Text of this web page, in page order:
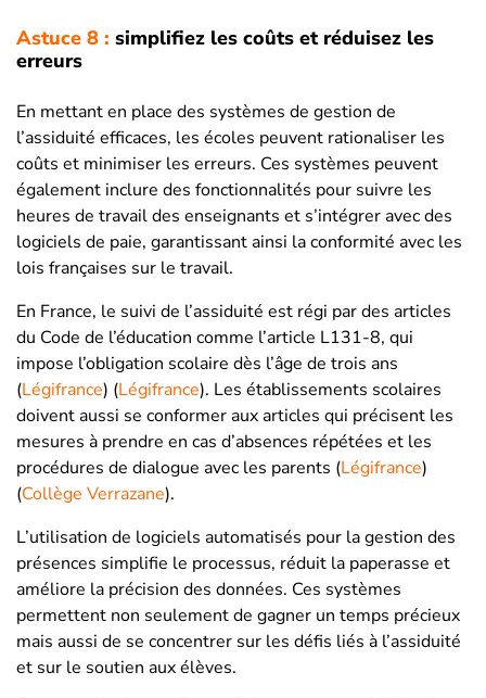
Astuce 8 : simplifiez les coûts et réduisez les
erreurs
En mettant en place des systèmes de gestion de
l’assiduité efficaces, les écoles peuvent rationaliser les
coûts et minimiser les erreurs. Ces systèmes peuvent
également inclure des fonctionnalités pour suivre les
heures de travail des enseignants et s’intégrer avec des
logiciels de paie, garantissant ainsi la conformité avec les
lois françaises sur le travail.
En France, le suivi de l’assiduité est régi par des articles
du Code de l’éducation comme l’article L131-8, qui
impose l’obligation scolaire dès l’âge de trois ans​
(Légifrance) (Légifrance)​. Les établissements scolaires
doivent aussi se conformer aux articles qui précisent les
mesures à prendre en cas d’absences répétées et les
procédures de dialogue avec les parents​ (Légifrance)
(Collège Verrazane)​.
L’utilisation de logiciels automatisés pour la gestion des
présences simplifie le processus, réduit la paperasse et
améliore la précision des données. Ces systèmes
permettent non seulement de gagner un temps précieux
mais aussi de se concentrer sur les défis liés à l’assiduité
et sur le soutien aux élèves.